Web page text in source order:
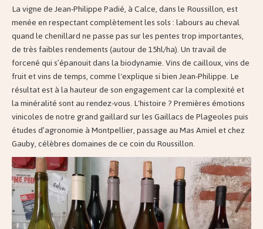
La vigne de Jean-Philippe Padié, à Calce, dans le Roussillon, est
menée en respectant complètement les sols : labours au cheval
quand le chenillard ne passe pas sur les pentes trop importantes,
de très faibles rendements (autour de 15hl/ha). Un travail de
forcené qui s’épanouit dans la biodynamie. Vins de cailloux, vins de
fruit et vins de temps, comme l'explique si bien Jean-Philippe. Le
résultat est à la hauteur de son engagement car la complexité et
la minéralité sont au rendez-vous. L'histoire ? Premières émotions
vinicoles de notre grand gaillard sur les Gaillacs de Plageoles puis
études d’agronomie à Montpellier, passage au Mas Amiel et chez
Gauby, célèbres domaines de ce coin du Roussillon.